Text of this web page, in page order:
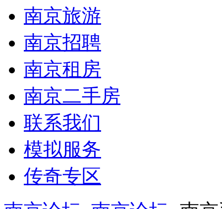
南京旅游
南京招聘
南京租房
南京二手房
联系我们
模拟服务
传奇专区